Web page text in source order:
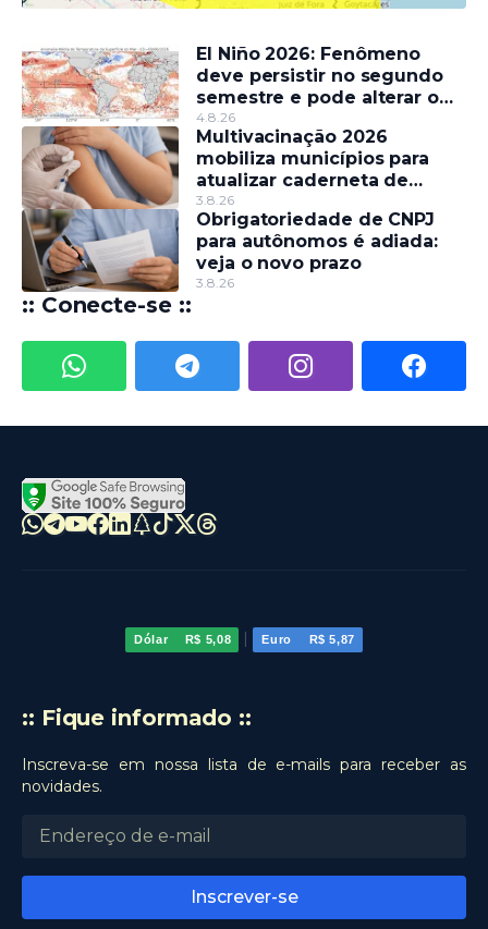
El Niño 2026: Fenômeno
deve persistir no segundo
semestre e pode alterar o
regime de chuvas
4.8.26
Multivacinação 2026
mobiliza municípios para
atualizar caderneta de
crianças e adolescentes
3.8.26
Obrigatoriedade de CNPJ
para autônomos é adiada:
veja o novo prazo
3.8.26
:: Conecte-se ::
Dólar R$ 5,08 | Euro R$ 5,87
:: Fique informado ::
Inscreva-se em nossa lista de e-mails para receber as
novidades.